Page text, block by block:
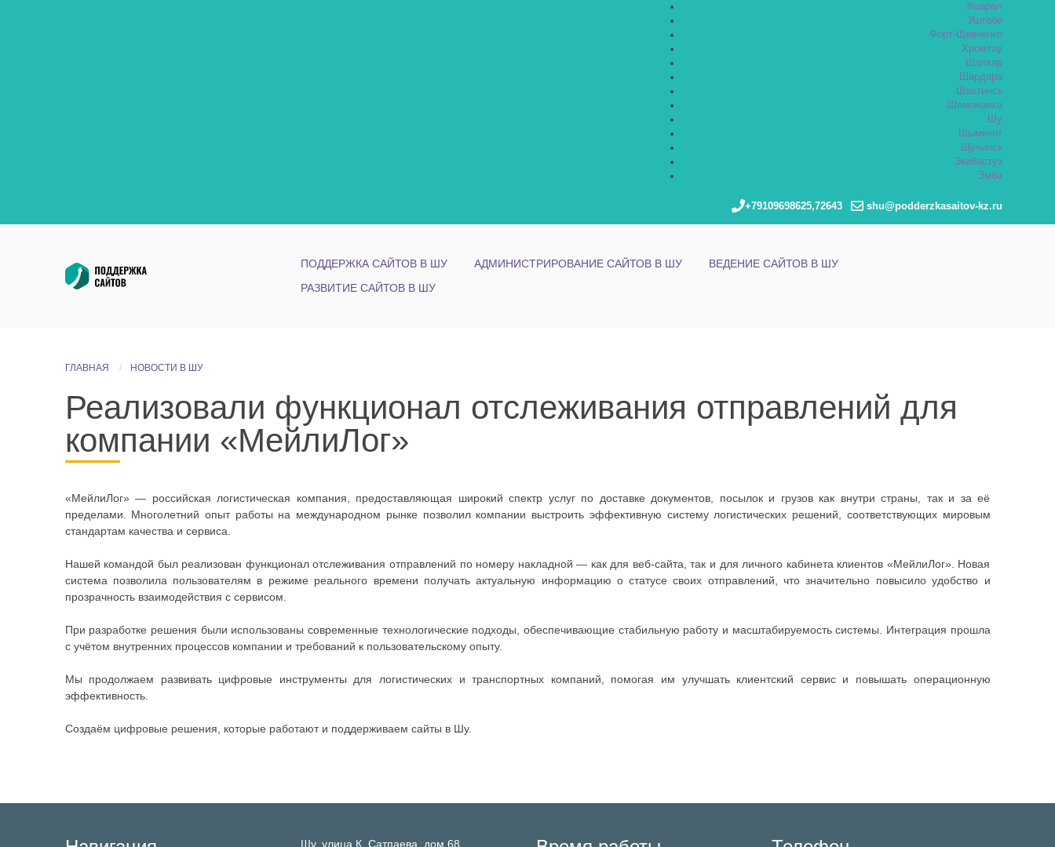
Ушарал
Уштобе
Форт-Шевченко
Хромтау
Шалкар
Шардара
Шахтинск
Шемонаиха
Шу
Шымкент
Щучинск
Экибастуз
Эмба
+79109698625,72643 shu@podderzkasaitov-kz.ru
ПОДДЕРЖКА САЙТОВ В ШУ АДМИНИСТРИРОВАНИЕ САЙТОВ В ШУ
ВЕДЕНИЕ САЙТОВ В ШУ
РАЗВИТИЕ САЙТОВ В ШУ
ГЛАВНАЯ НОВОСТИ В ШУ
Реализовали функционал отслеживания отправлений для
компании «МейлиЛог»
«МейлиЛог» — российская логистическая компания, предоставляющая широкий спектр услуг по доставке документов, посылок и грузов как внутри страны, так и за её
пределами. Многолетний опыт работы на международном рынке позволил компании выстроить эффективную систему логистических решений, соответствующих мировым
стандартам качества и сервиса.
Нашей командой был реализован функционал отслеживания отправлений по номеру накладной — как для веб-сайта, так и для личного кабинета клиентов «МейлиЛог». Новая
система позволила пользователям в режиме реального времени получать актуальную информацию о статусе своих отправлений, что значительно повысило удобство и
прозрачность взаимодействия с сервисом.
При разработке решения были использованы современные технологические подходы, обеспечивающие стабильную работу и масштабируемость системы. Интеграция прошла
с учётом внутренних процессов компании и требований к пользовательскому опыту.
Мы продолжаем развивать цифровые инструменты для логистических и транспортных компаний, помогая им улучшать клиентский сервис и повышать операционную
эффективность.
Создаём цифровые решения, которые работают и поддерживаем сайты в Шу.
Шу, улица К. Сатпаева, дом 68